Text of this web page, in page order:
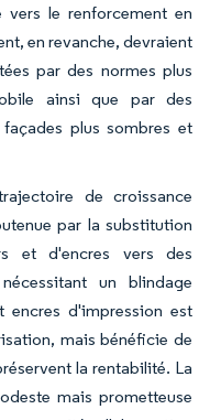
vers le renforcement en
en revanche, devraient
par des normes plus
ainsi que par des
plus sombres et
de croissance
par la substitution
et d'encres vers des
un blindage
encres d'impression est
mais bénéficie de
la rentabilité. La
mais prometteuse